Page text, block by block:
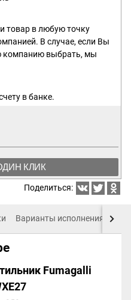
товар в любую точку
В случае, если Вы
компанию выбрать, мы
в банке.
КЛИК
Поделиться:
Варианты исполнения
Fumagalli